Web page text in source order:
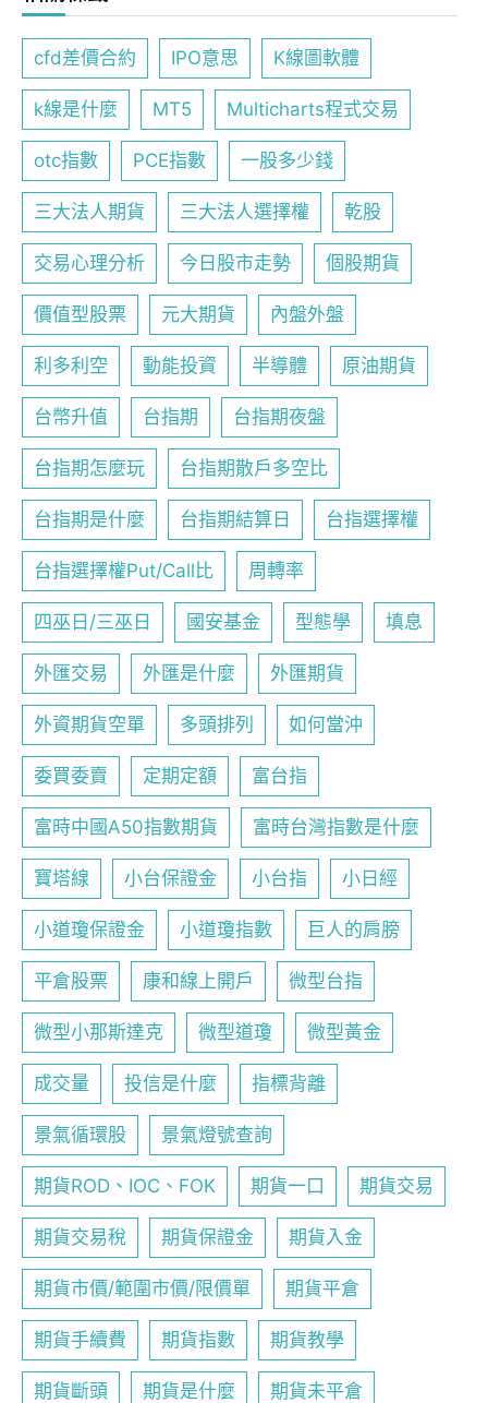
cfd差價合約 IPO意思 K線圖軟體
k線是什麼 MT5 Multicharts程式交易
otc指數 PCE指數 一股多少錢
三大法人期貨 三大法人選擇權 乾股
交易心理分析 今日股市走勢 個股期貨
價值型股票 元大期貨 內盤外盤
利多利空 動能投資 半導體 原油期貨
台幣升值 台指期 台指期夜盤
台指期怎麼玩 台指期散戶多空比
台指期是什麼 台指期結算日 台指選擇權
台指選擇權Put/Call比 周轉率
四巫日/三巫日 國安基金 型態學 填息
外匯交易 外匯是什麼 外匯期貨
外資期貨空單 多頭排列 如何當沖
委買委賣 定期定額 富台指
富時中國A50指數期貨 富時台灣指數是什麼
寶塔線 小台保證金 小台指 小日經
小道瓊保證金 小道瓊指數 巨人的肩膀
平倉股票 康和線上開戶 微型台指
微型小那斯達克 微型道瓊 微型黃金
成交量 投信是什麼 指標背離
景氣循環股 景氣燈號查詢
期貨ROD、IOC、FOK 期貨一口 期貨交易
期貨交易稅 期貨保證金 期貨入金
期貨市價/範圍市價/限價單 期貨平倉
期貨手續費 期貨指數 期貨教學
期貨斷頭 期貨是什麼 期貨未平倉